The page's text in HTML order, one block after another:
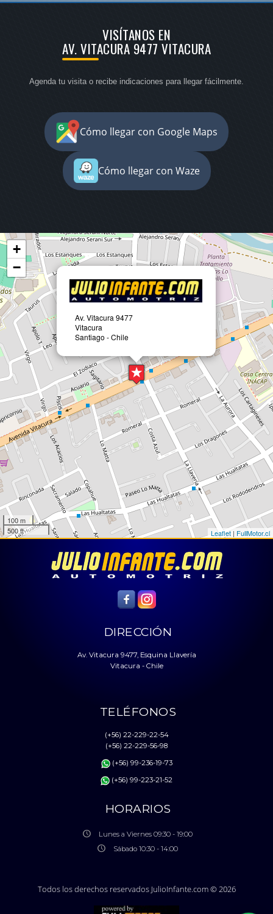
VISÍTANOS EN
AV. VITACURA 9477 VITACURA
Agenda tu visita o recibe indicaciones para llegar fácilmente.
Cómo llegar con Google Maps
Cómo llegar con Waze
Av. Vitacura 9477
Vitacura
Santiago - Chile
+
−
100 m
500 ft
Leaflet | FullMotor.cl
DIRECCIÓN
Av. Vitacura 9477, Esquina Llavería
Vitacura - Chile
TELÉFONOS
(+56) 22-229-22-54
(+56) 22-229-56-98
(+56) 99-236-19-73
(+56) 99-223-21-52
HORARIOS
Lunes a Viernes 09:30 - 19:00
Sábado 10:30 - 14:00
Todos los derechos reservados JulioInfante.com © 2026